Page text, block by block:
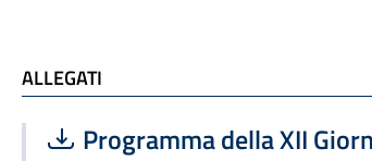
ALLEGATI
ALLEGATI
Scarica file:
Programma della XII